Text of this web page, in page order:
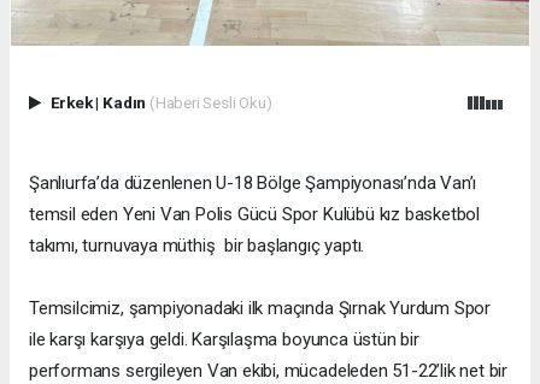
Erkek| Kadın (Haberi Sesli Oku)
Şanlıurfa’da düzenlenen U-18 Bölge Şampiyonası’nda Van’ı
temsil eden Yeni Van Polis Gücü Spor Kulübü kız basketbol
takımı, turnuvaya müthiş bir başlangıç yaptı.
Temsilcimiz, şampiyonadaki ilk maçında Şırnak Yurdum Spor
ile karşı karşıya geldi. Karşılaşma boyunca üstün bir
performans sergileyen Van ekibi, mücadeleden 51-22’lik net bir